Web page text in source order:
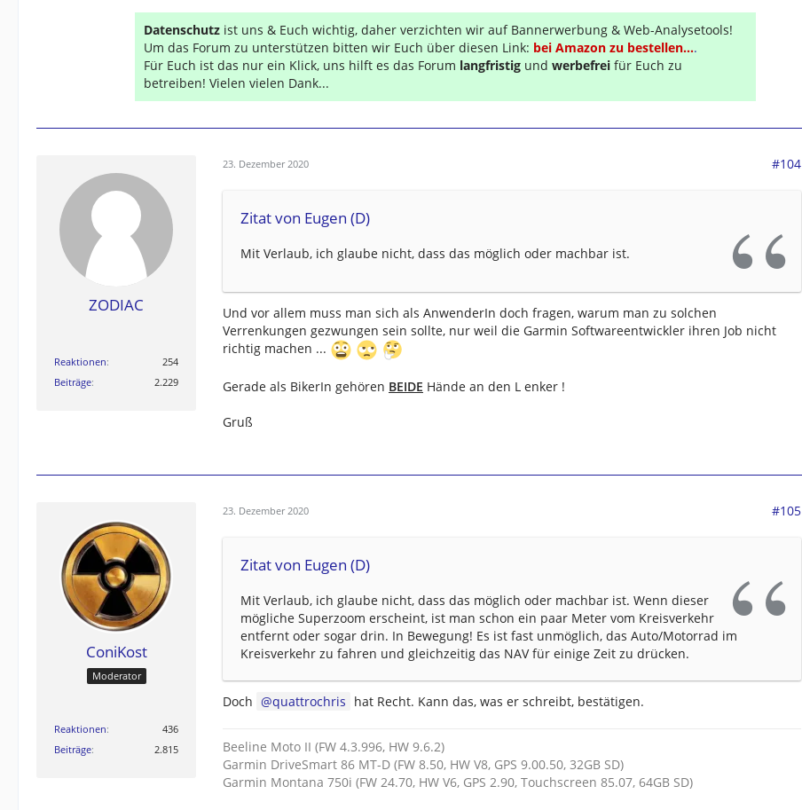
Datenschutz ist uns & Euch wichtig, daher verzichten wir auf Bannerwerbung & Web-Analysetools!
Um das Forum zu unterstützen bitten wir Euch über diesen Link: bei Amazon zu bestellen....
Für Euch ist das nur ein Klick, uns hilft es das Forum langfristig und werbefrei für Euch zu
betreiben! Vielen vielen Dank...
ZODIAC
Reaktionen
254
Beiträge
2.229
23. Dezember 2020 #104
Zitat von Eugen (D)
Mit Verlaub, ich glaube nicht, dass das möglich oder machbar ist.
Und vor allem muss man sich als AnwenderIn doch fragen, warum man zu solchen
Verrenkungen gezwungen sein sollte, nur weil die Garmin Softwareentwickler ihren Job nicht
richtig machen ...
Gerade als BikerIn gehören BEIDE Hände an den L enker !
Gruß
ConiKost
Moderator
Reaktionen
436
Beiträge
2.815
23. Dezember 2020 #105
Zitat von Eugen (D)
Mit Verlaub, ich glaube nicht, dass das möglich oder machbar ist. Wenn dieser
mögliche Superzoom erscheint, ist man schon ein paar Meter vom Kreisverkehr
entfernt oder sogar drin. In Bewegung! Es ist fast unmöglich, das Auto/Motorrad im
Kreisverkehr zu fahren und gleichzeitig das NAV für einige Zeit zu drücken.
Doch quattrochris hat Recht. Kann das, was er schreibt, bestätigen.
Beeline Moto II (FW 4.3.996, HW 9.6.2)
Garmin DriveSmart 86 MT-D (FW 8.50, HW V8, GPS 9.00.50, 32GB SD)
Garmin Montana 750i (FW 24.70, HW V6, GPS 2.90, Touchscreen 85.07, 64GB SD)